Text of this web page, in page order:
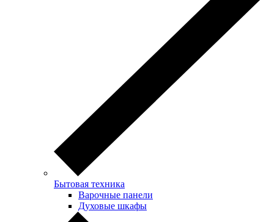
Бытовая техника
Варочные панели
Духовые шкафы